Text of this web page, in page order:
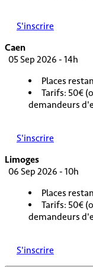
S'inscrire
Caen
05 Sep 2026 - 14h
Places
Tarifs: 50€
demandeurs
S'inscrire
Limoges
06 Sep 2026 - 10h
Places
Tarifs: 50€
demandeurs
S'inscrire